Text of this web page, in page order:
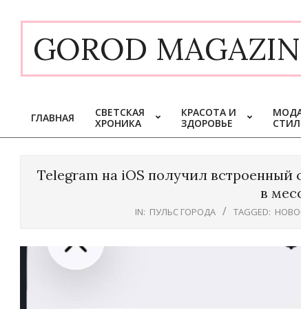
contentGOROD
Primary
Navigation
ГЛАВНАЯ
СВЕТСКАЯ
ХРОНИКА
КРАСОТА И
ЗДОРОВЬЕ
Telegram на iOS получил встроенный
в
IN: ПУЛЬС ГОРОДА TAGGED: